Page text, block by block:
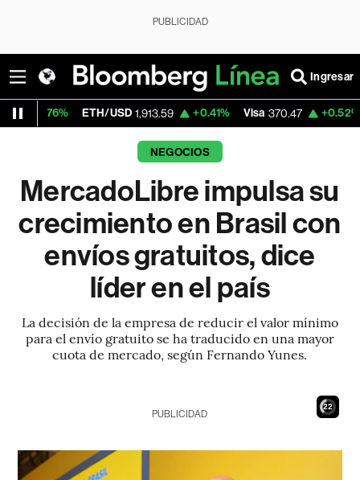
PUBLICIDAD
Ingresar
ETH/USD 1,913.59 +0.41% Visa 370.47 +0.52%
NEGOCIOS
MercadoLibre impulsa su
crecimiento en Brasil con
envíos gratuitos, dice
líder en el país
La decisión de la empresa de reducir el valor mínimo
para el envío gratuito se ha traducido en una mayor
cuota de mercado, según Fernando Yunes.
21
PUBLICIDAD